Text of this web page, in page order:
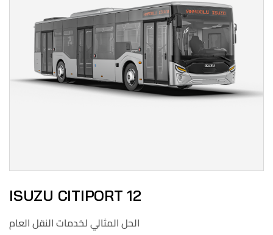
ISUZU CITIPORT 12
الحل المثالي لخدمات النقل العام